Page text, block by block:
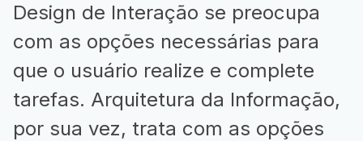
Design de Interação se preocupa
com as opções necessárias para
que o usuário realize e complete
tarefas. Arquitetura da Informação,
por sua vez, trata com as opções